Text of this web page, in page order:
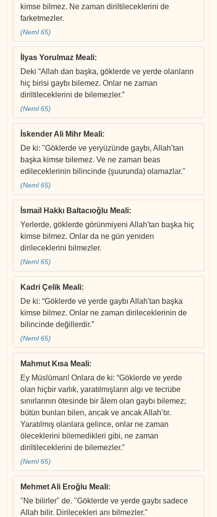
kimse bilmez. Ne zaman diriltileceklerini de
farketmezler.
(Neml 65)
İlyas Yorulmaz Meali:
Deki “Allah dan başka, göklerde ve yerde olanların
hiç birisi gaybı bilemez. Onlar ne zaman
diriltileceklerini de bilemezler.”
(Neml 65)
İskender Ali Mihr Meali:
De ki: "Göklerde ve yeryüzünde gaybı, Allah’tan
başka kimse bilemez. Ve ne zaman beas
edileceklerinin bilincinde (şuurunda) olamazlar."
(Neml 65)
İsmail Hakkı Baltacıoğlu Meali:
Yerlerde, göklerde görünmiyeni Allah'tan başka hiç
kimse bilmez. Onlar da ne gün yeniden
dirileceklerini bilmezler.
(Neml 65)
Kadri Çelik Meali:
De ki: “Göklerde ve yerde gaybı Allah'tan başka
kimse bilmez. Onlar ne zaman dirileceklerinin de
bilincinde değillerdir.”
(Neml 65)
Mahmut Kısa Meali:
Ey Müslüman! Onlara de ki: “Göklerde ve yerde
olan hiçbir varlık, yaratılmışların algı ve tecrübe
sınırlarının ötesinde bir âlem olan gaybı bilemez;
bütün bunları bilen, ancak ve ancak Allah’tır.
Yaratılmış olanlara gelince, onlar ne zaman
öleceklerini bilemedikleri gibi, ne zaman
diriltileceklerini de bilemezler.”
(Neml 65)
Mehmet Ali Eroğlu Meali:
"Ne bilirler" de. "Göklerde ve yerde gaybı sadece
Allah bilir. Dirilecekleri anı bilmezler."